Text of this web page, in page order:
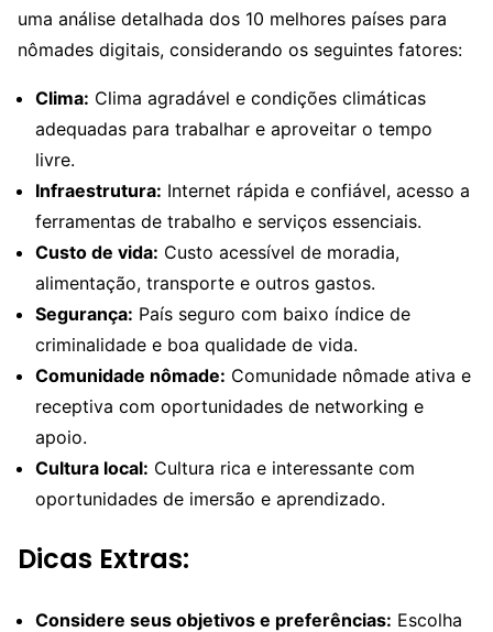
uma análise detalhada dos 10 melhores países para
nômades digitais, considerando os seguintes fatores:
Clima: Clima agradável e condições climáticas
adequadas para trabalhar e aproveitar o tempo
livre.
Infraestrutura: Internet rápida e confiável, acesso a
ferramentas de trabalho e serviços essenciais.
Custo de vida: Custo acessível de moradia,
alimentação, transporte e outros gastos.
Segurança: País seguro com baixo índice de
criminalidade e boa qualidade de vida.
Comunidade nômade: Comunidade nômade ativa e
receptiva com oportunidades de networking e
apoio.
Cultura local: Cultura rica e interessante com
oportunidades de imersão e aprendizado.
Dicas Extras:
Considere seus objetivos e preferências: Escolha